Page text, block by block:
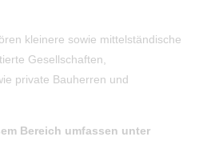
kleinere sowie mittelständische
Gesellschaften,
private Bauherren und
Bereich umfassen unter